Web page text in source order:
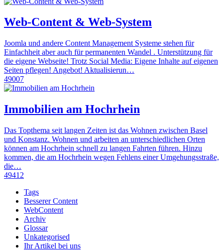
Web-Content & Web-System
Joomla und andere Content Management Systeme stehen für
Einfachheit aber auch für permanenten Wandel . Unterstützung für
die eigene Webseite! Trotz Social Media: Eigene Inhalte auf eigenen
Seiten pflegen! Angebot! Aktualisierun…
49007
Immobilien am Hochrhein
Das Topthema seit langen Zeiten ist das Wohnen zwischen Basel
und Konstanz. Wohnen und arbeiten an unterschiedlichen Orten
können am Hochrhein schnell zu langen Fahrten führen. Hinzu
kommen, die am Hochrhein wegen Fehlens einer Umgehungsstraße,
die…
49412
Tags
Besserer Content
WebContent
Archiv
Glossar
Unkategorised
Ihr Artikel bei uns